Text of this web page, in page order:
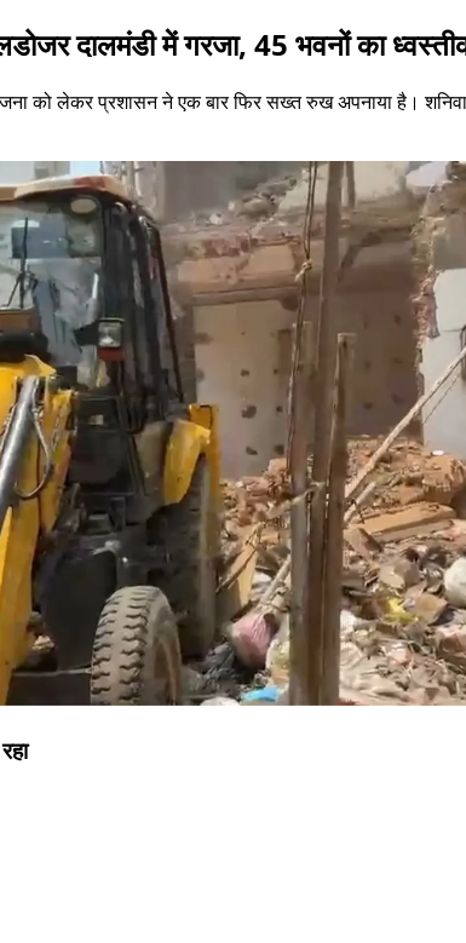
दालमंडी में गरजा, 45 भवनों का
को लेकर प्रशासन ने एक बार फिर सख्त रुख अपनाया है।